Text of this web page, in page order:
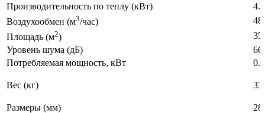
Производительность по теплу (кВт)
Воздухообмен (м3/час)
Площадь (м2)
35
Уровень шума (дБ)
66
Потребляемая мощность, кВт
Вес (кг)
Размеры (мм)